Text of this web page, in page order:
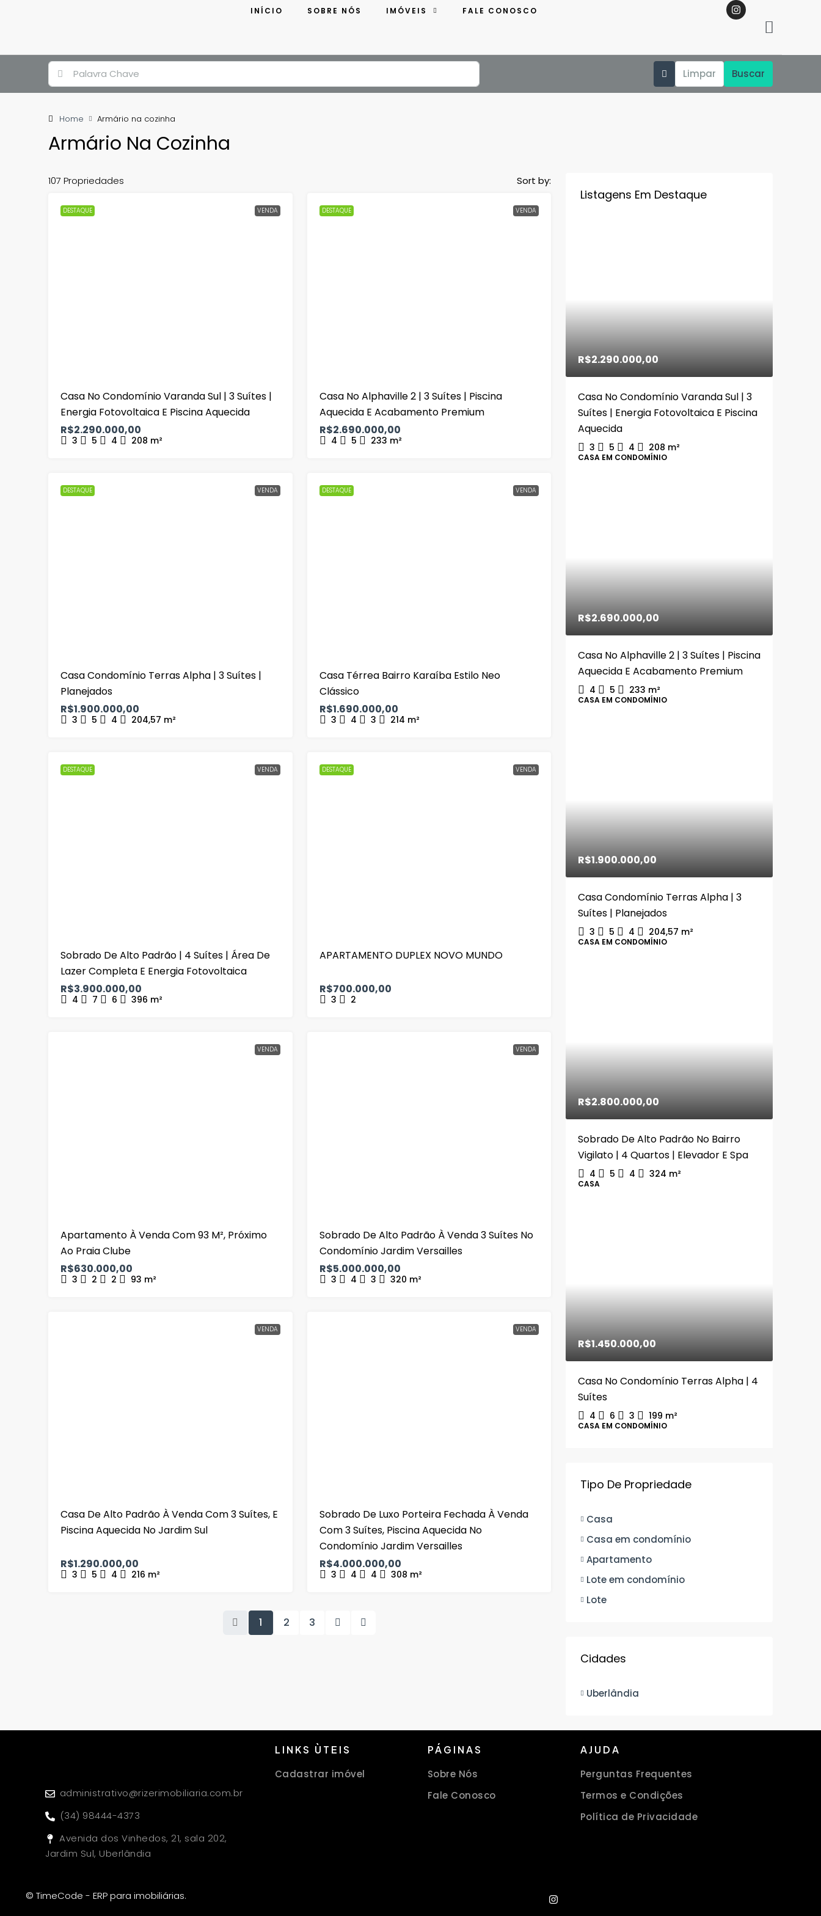
INÍCIO SOBRE NÓS IMÓVEIS FALE CONOSCO
Limpar Buscar
Home Armário na cozinha
Armário Na Cozinha
107 Propriedades Sort by:
DESTAQUE VENDA
Casa No Condomínio Varanda Sul | 3 Suítes |
Energia Fotovoltaica E Piscina Aquecida
R$2.290.000,00
3 5 4 208 m²
DESTAQUE VENDA
Casa No Alphaville 2 | 3 Suítes | Piscina
Aquecida E Acabamento Premium
R$2.690.000,00
4 5 233 m²
DESTAQUE VENDA
Casa Condomínio Terras Alpha | 3 Suítes |
Planejados
R$1.900.000,00
3 5 4 204,57 m²
DESTAQUE VENDA
Casa Térrea Bairro Karaíba Estilo Neo
Clássico
R$1.690.000,00
3 4 3 214 m²
DESTAQUE VENDA
Sobrado De Alto Padrão | 4 Suítes | Área De
Lazer Completa E Energia Fotovoltaica
R$3.900.000,00
4 7 6 396 m²
DESTAQUE VENDA
APARTAMENTO DUPLEX NOVO MUNDO
R$700.000,00
3 2
VENDA
Apartamento À Venda Com 93 M², Próximo
Ao Praia Clube
R$630.000,00
3 2 2 93 m²
VENDA
Sobrado De Alto Padrão À Venda 3 Suítes No
Condomínio Jardim Versailles
R$5.000.000,00
3 4 3 320 m²
VENDA
Casa De Alto Padrão À Venda Com 3 Suítes, E
Piscina Aquecida No Jardim Sul
R$1.290.000,00
3 5 4 216 m²
VENDA
Sobrado De Luxo Porteira Fechada À Venda
Com 3 Suítes, Piscina Aquecida No
Condomínio Jardim Versailles
R$4.000.000,00
3 4 4 308 m²
1 2 3
Listagens Em Destaque
R$2.290.000,00
Casa No Condomínio Varanda Sul | 3
Suítes | Energia Fotovoltaica E Piscina
Aquecida
3 5 4 208 m²
CASA EM CONDOMÍNIO
R$2.690.000,00
Casa No Alphaville 2 | 3 Suítes | Piscina
Aquecida E Acabamento Premium
4 5 233 m²
CASA EM CONDOMÍNIO
R$1.900.000,00
Casa Condomínio Terras Alpha | 3
Suítes | Planejados
3 5 4 204,57 m²
CASA EM CONDOMÍNIO
R$2.800.000,00
Sobrado De Alto Padrão No Bairro
Vigilato | 4 Quartos | Elevador E Spa
4 5 4 324 m²
CASA
R$1.450.000,00
Casa No Condomínio Terras Alpha | 4
Suítes
4 6 3 199 m²
CASA EM CONDOMÍNIO
Tipo De Propriedade
Casa
Casa em condomínio
Apartamento
Lote em condomínio
Lote
Cidades
Uberlândia
administrativo@rizerimobiliaria.com.br
(34) 98444-4373
Avenida dos Vinhedos, 21, sala 202,
Jardim Sul, Uberlândia
LINKS ÙTEIS
Cadastrar imóvel
PÁGINAS
Sobre Nós
Fale Conosco
AJUDA
Perguntas Frequentes
Termos e Condições
Política de Privacidade
© TimeCode - ERP para imobiliárias.